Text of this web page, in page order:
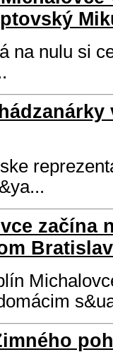
na nulu si
začína